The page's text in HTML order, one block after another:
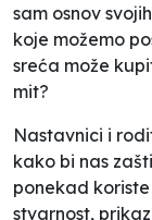
sam osnov
koje možemo
sreća može
mit?
Nastavnici i
kako bi nas
ponekad
stvarnost,